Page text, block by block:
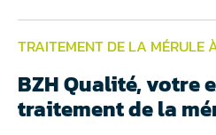
TRAITEMENT DE LA MÉRULE
BZH Qualité, votre
traitement de la